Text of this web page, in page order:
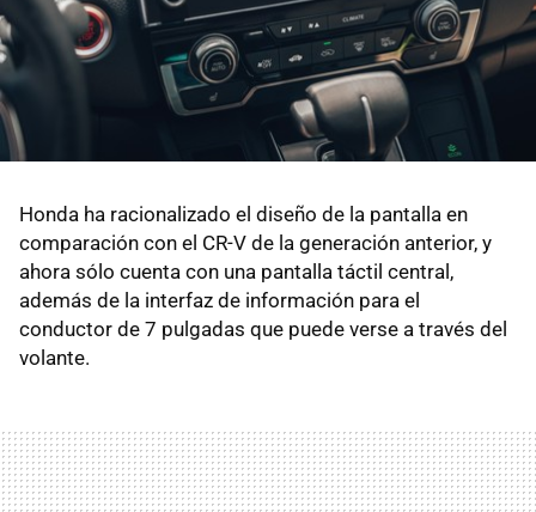
Honda ha racionalizado el diseño de la pantalla en
comparación con el CR-V de la generación anterior, y
ahora sólo cuenta con una pantalla táctil central,
además de la interfaz de información para el
conductor de 7 pulgadas que puede verse a través del
volante.